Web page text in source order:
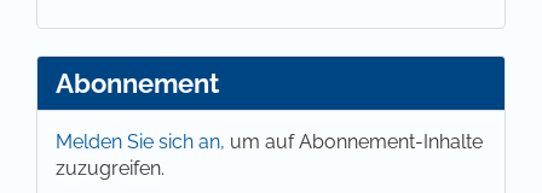
Abonnement
Melden Sie sich an, um auf Abonnement-Inhalte
zuzugreifen.